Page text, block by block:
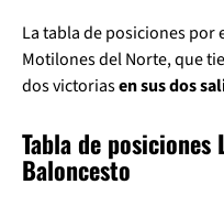
La tabla de posiciones
Motilones del Norte, que
dos victoriasen sus dos
Tabla de posiciones
Baloncesto